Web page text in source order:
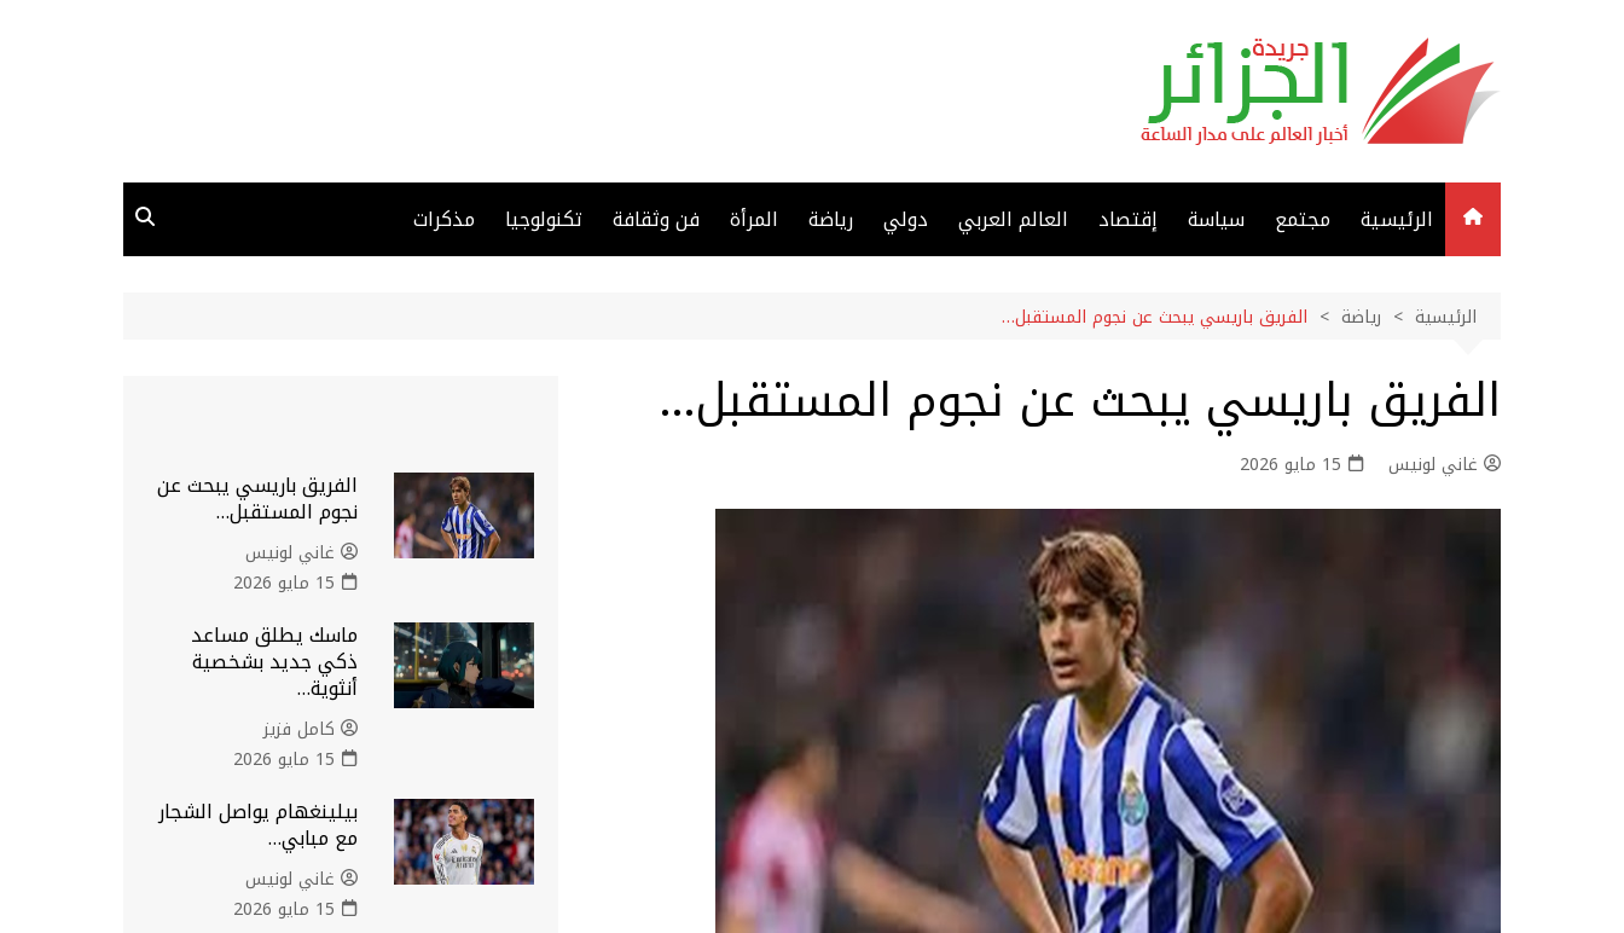
الرئيسية مجتمع سياسة إقتصاد العالم العربي دولي رياضة المرأة فن وثقافة تكنولوجيا مذكرات
الرئيسية رياضة الفريق باريسي يبحث عن نجوم المستقبل…
الفريق باريسي يبحث عن نجوم المستقبل…
غاني لونيس 15 مايو 2026
الفريق باريسي يبحث عن
نجوم المستقبل…
غاني لونيس
15 مايو 2026
ماسك يطلق مساعد
ذكي جديد بشخصية
أنثوية…
كامل فزيز
15 مايو 2026
بيلينغهام يواصل الشجار
مع مبابي…
غاني لونيس
15 مايو 2026